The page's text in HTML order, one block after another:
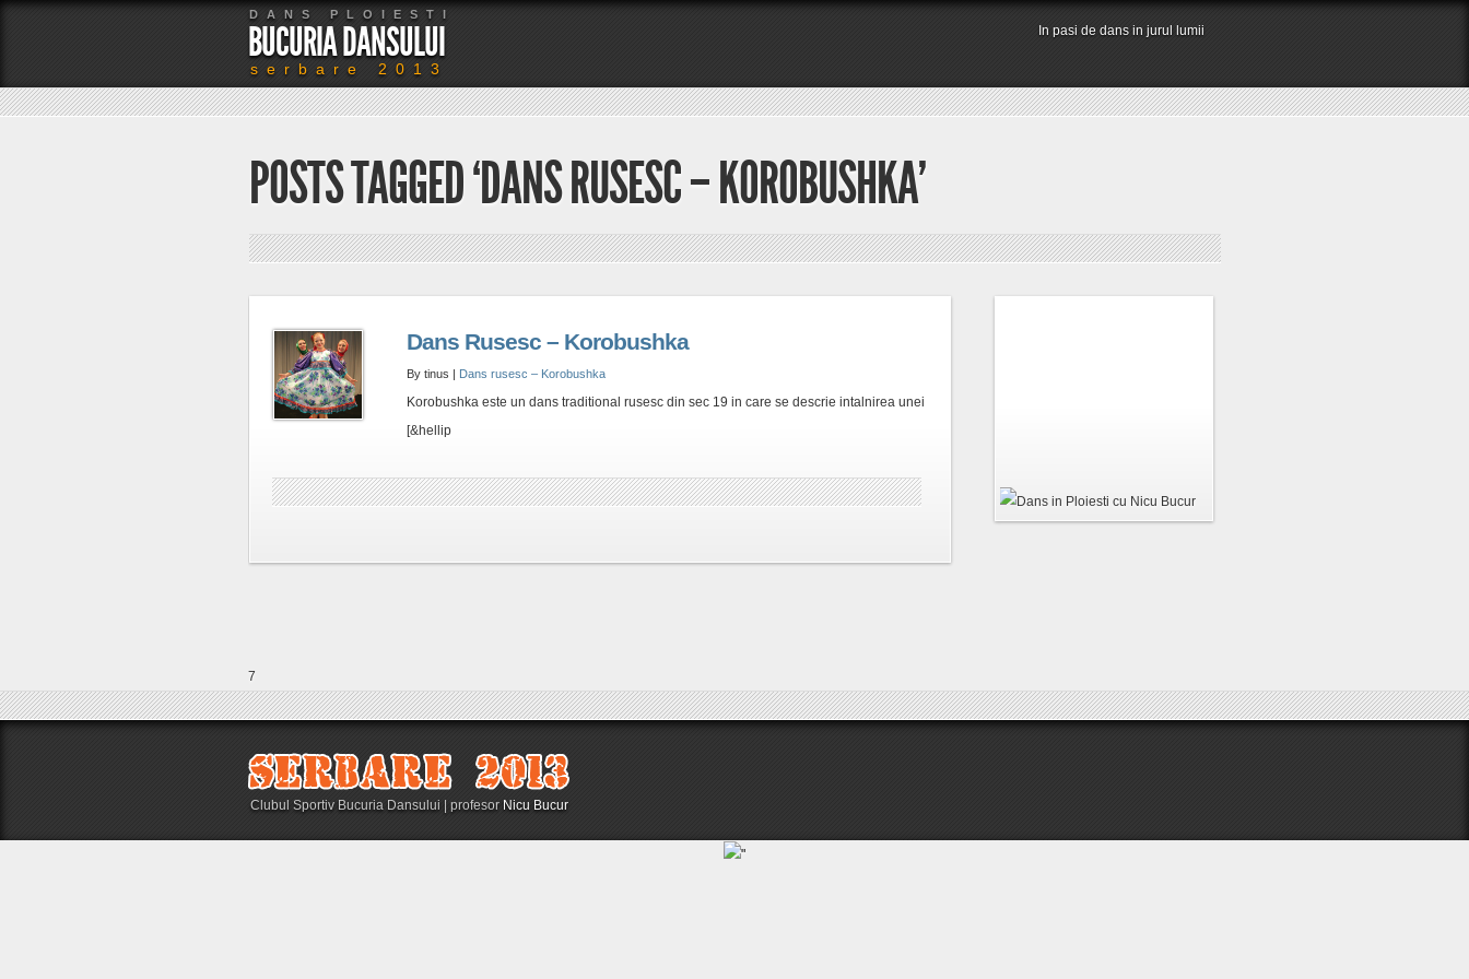
DANS PLOIESTI
BUCURIA DANSULUI
serbare 2013
In pasi de dans in jurul lumii
POSTS TAGGED ‘DANS RUSESC – KOROBUSHKA’
Dans Rusesc – Korobushka
By tinus | Dans rusesc – Korobushka
Korobushka este un dans traditional rusesc din sec 19 in care se descrie intalnirea unei
[&hellip
7
Clubul Sportiv Bucuria Dansului | profesor Nicu Bucur
"